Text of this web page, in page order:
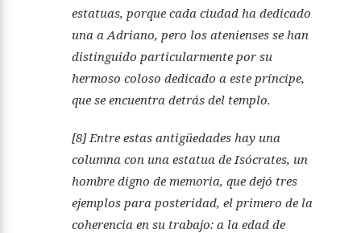
estatuas, porque cada ciudad ha dedicado
una a Adriano, pero los atenienses se han
distinguido particularmente por su
hermoso coloso dedicado a este príncipe,
que se encuentra detrás del templo.
[8] Entre estas antigüedades hay una
columna con una estatua de Isócrates, un
hombre digno de memoria, que dejó tres
ejemplos para posteridad, el primero de la
coherencia en su trabajo: a la edad de